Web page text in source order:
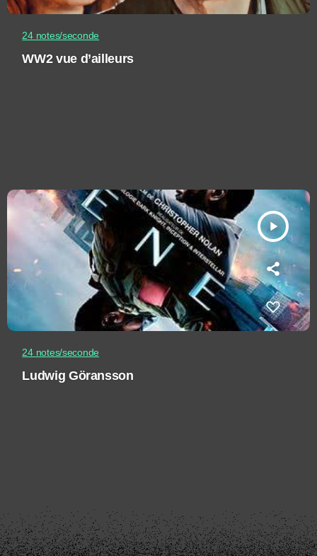
24 notes/seconde
WW2 vue d’ailleurs
play_arrow
24 notes/seconde
Ludwig Göransson